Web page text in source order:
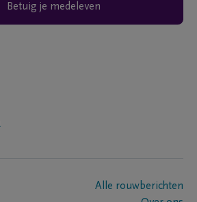
Betuig je medeleven
Alle rouwberichten